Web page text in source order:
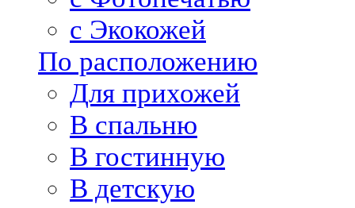
с Экокожей
По расположению
Для прихожей
В спальню
В гостинную
В детскую